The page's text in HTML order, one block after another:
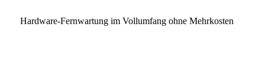
Hardware-Fernwartung im Vollumfang ohne Mehrkosten